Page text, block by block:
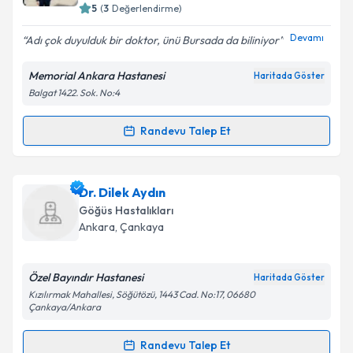
Kişisel verilerimin işlenmesine ilişkin
Metni'ni okudum ve kişisel verilerimin belirtilen
kapsamda işlenmesini kabul ediyorum.
5 (3 Değerlendirme)
Adı çok duyulduk bir doktor, ünü Bursada da biliniyor Devamı
Memorial Ankara Hastanesi Haritada Göster
Balgat 1422. Sok. No:4
Randevu Talep Et
Randevu Takvimi Talebi
Prof. Dr. Metin Özkan
oluşturun. Size bu uzmandan randevu almanız için bir
takvim hazırlandığında e-posta ile bilgilendireceğiz.
Kişisel verilerimin işlenmesine ilişkinAydınlatma
'ni okudum ve kişisel verilerimin belirtilen
Dr. Dilek Aydın
Göğüs Hastalıkları
Ankara, Çankaya
Özel Bayındır Hastanesi Haritada Göster
Kızılırmak Mahallesi, Söğütözü, 1443 Cad. No:17, 06680
Çankaya/Ankara
Randevu Talep Et